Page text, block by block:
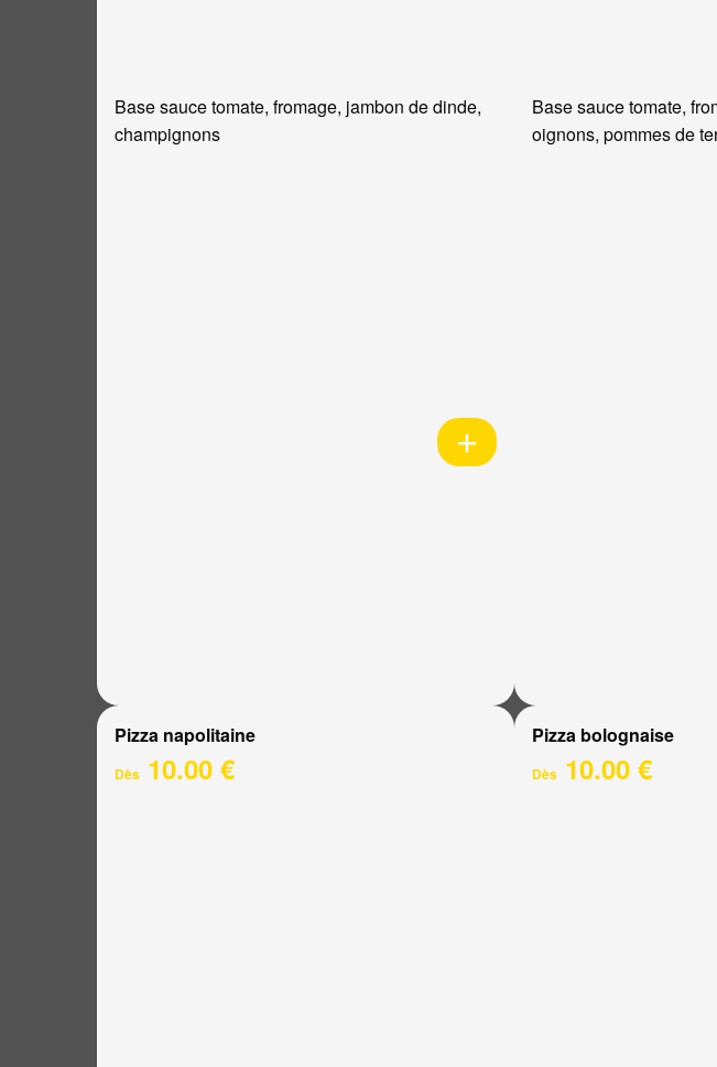
Base sauce tomate, fromage, jambon de dinde,
champignons
Base sauce tomate,
oignons, pommes de
Pizza napolitaine
Dès 10.00 €
Pizza bolognaise
Dès10.00 €